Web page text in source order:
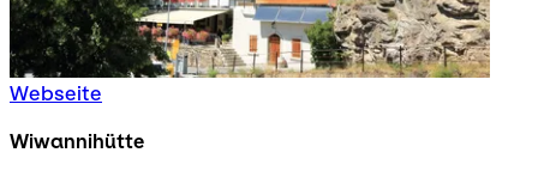
Webseite
Wiwannihütte